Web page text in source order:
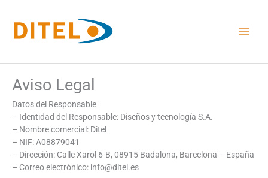
contenido
Aviso Legal
Datos del Responsable
– Identidad del Responsable: Diseños y tecnología S.A.
– Nombre comercial: Ditel
– NIF: A08879041
– Dirección: Calle Xarol 6-B, 08915 Badalona, Barcelona – España
– Correo electrónico: info@ditel.es